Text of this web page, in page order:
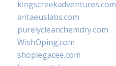
kingscreekadventures.com
antaeuslabs.com
purelycleanchemdry.com
WishOping.com
shoplegacee.com